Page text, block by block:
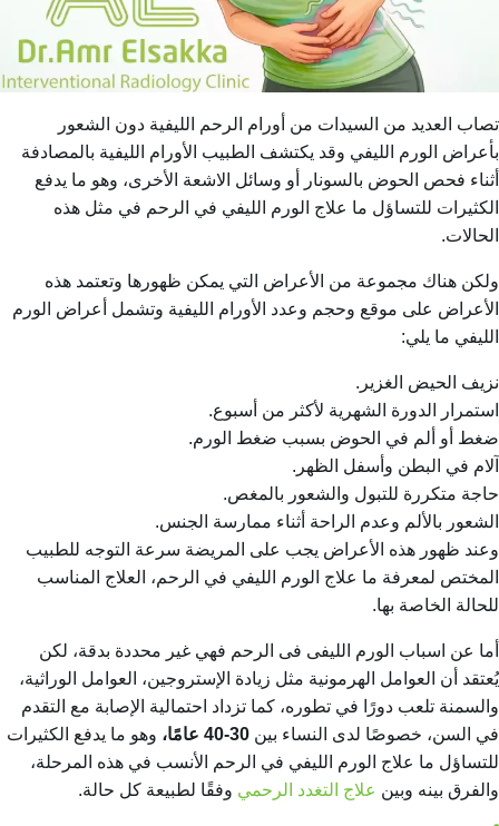
تصاب العديد من السيدات من أورام الرحم الليفية دون الشعور
بأعراض الورم الليفي وقد يكتشف الطبيب الأورام الليفية بالمصادفة
أثناء فحص الحوض بالسونار أو وسائل الاشعة الأخرى، وهو ما يدفع
الكثيرات للتساؤل ما علاج الورم الليفي في الرحم في مثل هذه
الحالات.
ولكن هناك مجموعة من الأعراض التي يمكن ظهورها وتعتمد هذه
الأعراض على موقع وحجم وعدد الأورام الليفية وتشمل أعراض الورم
الليفي ما يلي:
نزيف الحيض الغزير.
استمرار الدورة الشهرية لأكثر من أسبوع.
ضغط أو ألم في الحوض بسبب ضغط الورم.
آلام في البطن وأسفل الظهر.
حاجة متكررة للتبول والشعور بالمغص.
الشعور بالألم وعدم الراحة أثناء ممارسة الجنس.
وعند ظهور هذه الأعراض يجب على المريضة سرعة التوجه للطبيب
المختص لمعرفة ما علاج الورم الليفي في الرحم، العلاج المناسب
للحالة الخاصة بها.
أما عن اسباب الورم الليفى فى الرحم فهي غير محددة بدقة، لكن
يُعتقد أن العوامل الهرمونية مثل زيادة الإستروجين، العوامل الوراثية،
والسمنة تلعب دورًا في تطوره، كما تزداد احتمالية الإصابة مع التقدم
في السن، خصوصًا لدى النساء بين
وهو ما يدفع الكثيرات
للتساؤل ما علاج الورم الليفي في الرحم
الأنسب في هذه المرحلة،
والفرق بينه وبين علاج التغدد الرحمي وفقًا لطبيعة كل حالة.